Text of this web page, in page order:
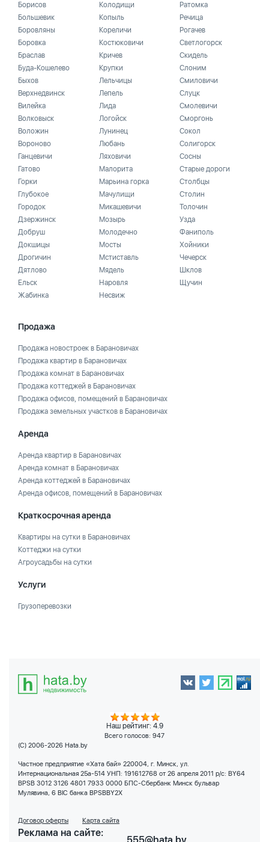
Борисов
Большевик
Боровляны
Боровка
Браслав
Буда-Кошелево
Быхов
Верхнедвинск
Вилейка
Волковыск
Воложин
Вороново
Ганцевичи
Гатово
Горки
Глубокое
Городок
Дзержинск
Добруш
Докшицы
Дрогичин
Дятлово
Ельск
Жабинка
Колодищи
Копыль
Кореличи
Костюковичи
Кричев
Крупки
Лельчицы
Лепель
Лида
Логойск
Лунинец
Любань
Ляховичи
Малорита
Марьина горка
Мачулищи
Микашевичи
Мозырь
Молодечно
Мосты
Мстиставль
Мядель
Наровля
Несвиж
Ратомка
Речица
Рогачев
Светлогорск
Скидель
Слоним
Смиловичи
Слуцк
Смолевичи
Сморгонь
Сокол
Солигорск
Сосны
Старые дороги
Столбцы
Столин
Толочин
Узда
Фаниполь
Хойники
Чечерск
Шклов
Щучин
Продажа
Продажа новостроек в Барановичах
Продажа квартир в Барановичах
Продажа комнат в Барановичах
Продажа коттеджей в Барановичах
Продажа офисов, помещений в Барановичах
Продажа земельных участков в Барановичах
Аренда
Аренда квартир в Барановичах
Аренда комнат в Барановичах
Аренда коттеджей в Барановичах
Аренда офисов, помещений в Барановичах
Краткосрочная аренда
Квартиры на сутки в Барановичах
Коттеджи на сутки
Агроусадьбы на сутки
Услуги
Грузоперевозки
Наш рейтинг: 4.9
Всего голосов: 947
(C) 2006-2026 Hata.by
Частное предприятие «Хата бай» 220004, г. Минск, ул.
Интернациональная 25а-514 УНП: 191612768 от 26 апреля 2011 р/с: BY64
BPSB 3012 3126 4801 7933 0000 БПС-Сбербанк Минск бульвар
Мулявина, 6 BIC банка BPSBBY2X
Договор оферты Карта сайта
Реклама на сайте: